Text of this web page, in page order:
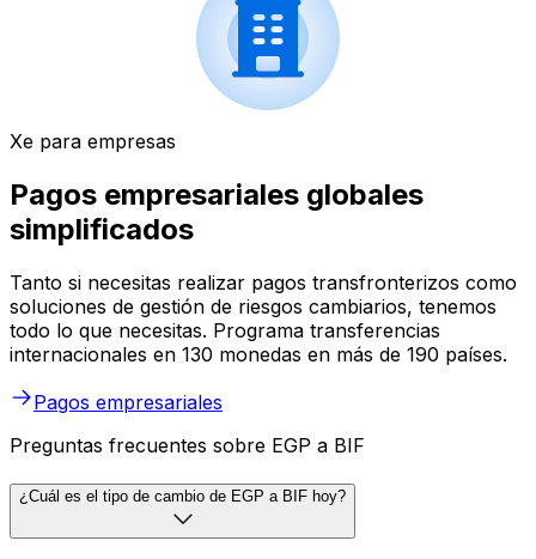
Xe para empresas
Pagos empresariales globales
simplificados
Tanto si necesitas realizar pagos transfronterizos como
soluciones de gestión de riesgos cambiarios, tenemos
todo lo que necesitas. Programa transferencias
internacionales en 130 monedas en más de 190 países.
Pagos empresariales
Preguntas frecuentes sobre EGP a BIF
¿Cuál es el tipo de cambio de EGP a BIF hoy?